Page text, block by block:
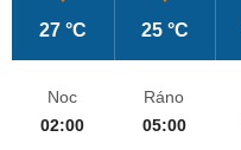
27 °C 25 °C
Noc
02:00
Ráno
05:00